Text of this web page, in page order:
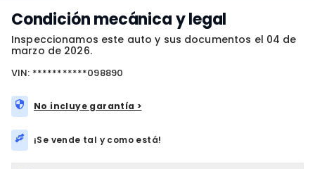
Condición mecánica y legal
Inspeccionamos este auto y sus documentos el 04 de
marzo de 2026.
VIN: ***********098890
No incluye garantía >
¡Se vende tal y como está!